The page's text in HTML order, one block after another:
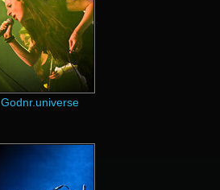
Godnr.universe